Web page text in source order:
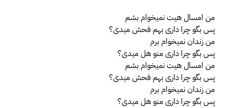
من امسال هیت نمیخوام بشم
پس بگو چرا داری بهم فحش میدی؟
من زندان نمیخوام برم
پس بگو چرا داری منو هل میدی؟
من امسال هیت نمیخوام بشم
پس بگو چرا داری بهم فحش میدی؟
من زندان نمیخوام برم
پس بگو چرا داری منو هل میدی؟